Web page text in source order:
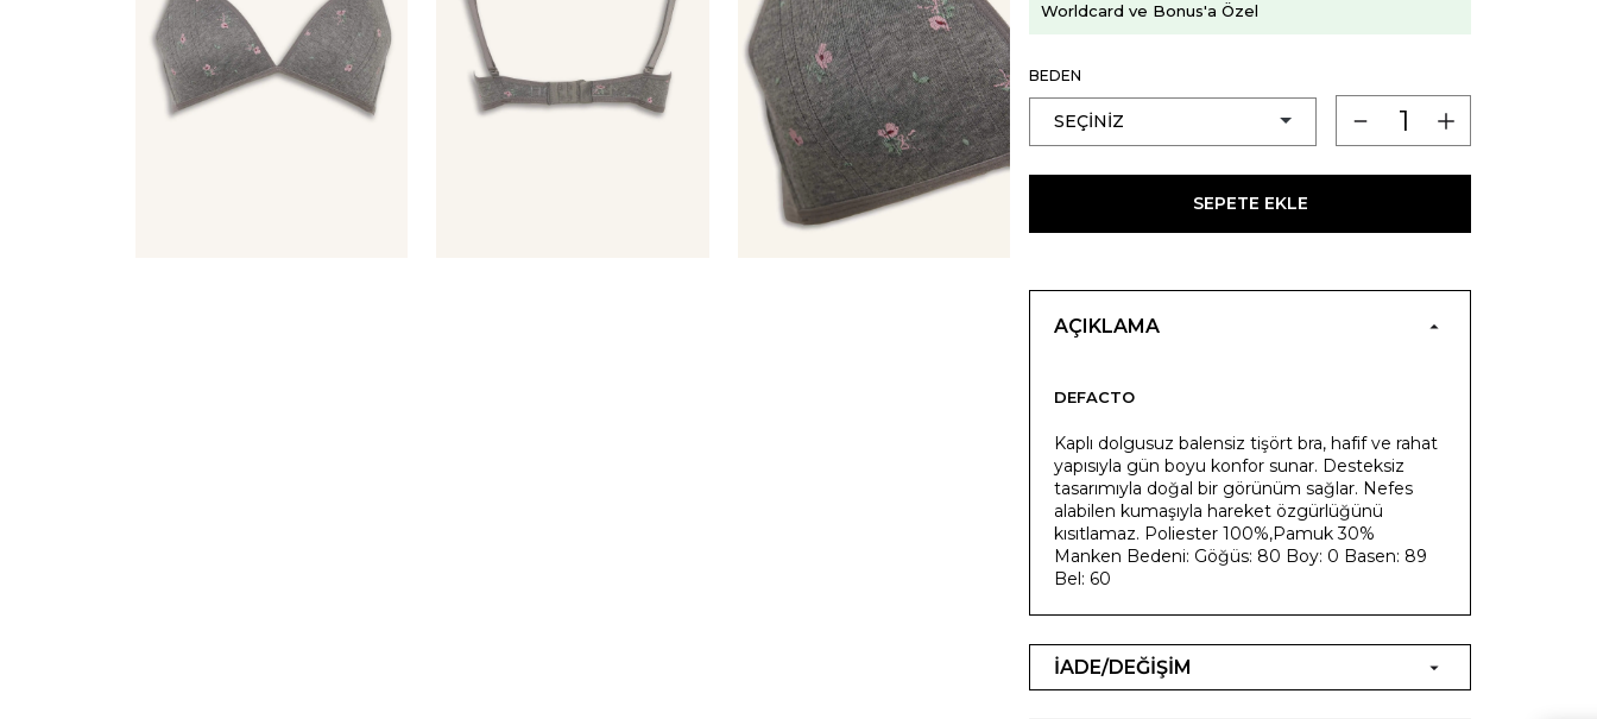
Worldcard ve Bonus'a Özel
BEDEN
SEPETE EKLE
AÇIKLAMA
DEFACTO
Kaplı dolgusuz balensiz tişört bra, hafif ve rahat
yapısıyla gün boyu konfor sunar. Desteksiz
tasarımıyla doğal bir görünüm sağlar. Nefes
alabilen kumaşıyla hareket özgürlüğünü
kısıtlamaz. Poliester 100%,Pamuk 30%
Manken Bedeni: Göğüs: 80 Boy: 0 Basen: 89
Bel: 60
İADE/DEĞİŞİM